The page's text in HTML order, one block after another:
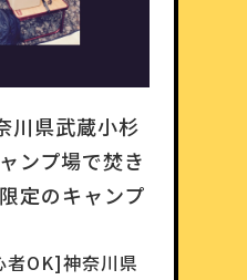
川県武蔵小杉
ンプ場で焚き
定のキャンプ
者OK]神奈川県